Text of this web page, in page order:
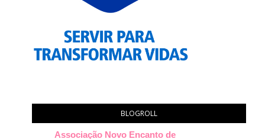
BLOGROLL
Associação Novo Encanto de